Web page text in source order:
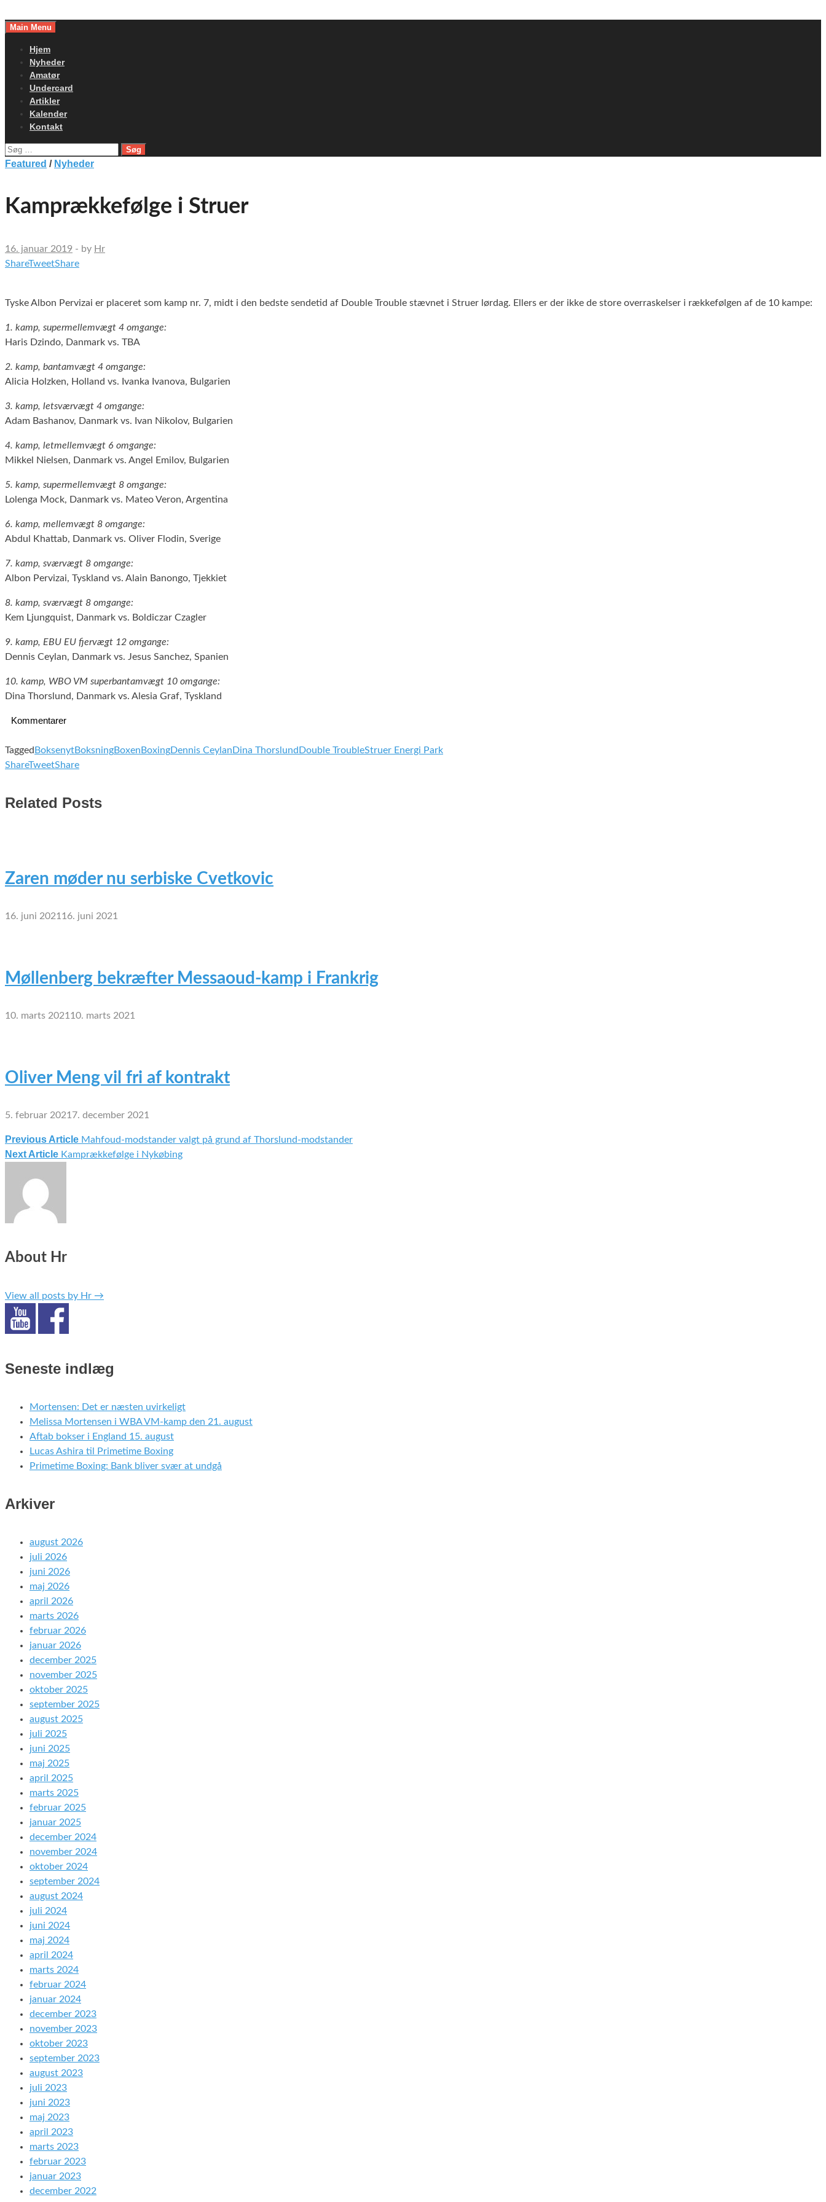
toMain Menu
Hjem
Nyheder
Amatør
Undercard
Artikler
Kalender
Kontakt
Søg
efter:
Featured / Nyheder
Kamprækkefølge i Struer
16. januar 2019 - by Hr
ShareTweetShare
Tyske Albon Pervizai er placeret som kamp nr. 7, midt i den bedste sendetid af Double Trouble stævnet i Struer lørdag. Ellers er der ikke de store overraskelser i rækkefølgen af de 10 kampe:
1. kamp, supermellemvægt 4 omgange:
Haris Dzindo, Danmark vs. TBA
2. kamp, bantamvægt 4 omgange:
Alicia Holzken, Holland vs. Ivanka Ivanova, Bulgarien
3. kamp, letsværvægt 4 omgange:
Adam Bashanov, Danmark vs. Ivan Nikolov, Bulgarien
4. kamp, letmellemvægt 6 omgange:
Mikkel Nielsen, Danmark vs. Angel Emilov, Bulgarien
5. kamp, supermellemvægt 8 omgange:
Lolenga Mock, Danmark vs. Mateo Veron, Argentina
6. kamp, mellemvægt 8 omgange:
Abdul Khattab, Danmark vs. Oliver Flodin, Sverige
7. kamp, sværvægt 8 omgange:
Albon Pervizai, Tyskland vs. Alain Banongo, Tjekkiet
8. kamp, sværvægt 8 omgange:
Kem Ljungquist, Danmark vs. Boldiczar Czagler
9. kamp, EBU EU fjervægt 12 omgange:
Dennis Ceylan, Danmark vs. Jesus Sanchez, Spanien
10. kamp, WBO VM superbantamvægt 10 omgange:
Dina Thorslund, Danmark vs. Alesia Graf, Tyskland
Kommentarer
Tagged BoksenytBoksningBoxen BoxingDennis Ceylan Dina Thorslund Double TroubleStruer Energi Park
ShareTweetShare
Related Posts
Zaren møder nu serbiske Cvetkovic
16. juni 2021 16. juni 2021
Møllenberg bekræfter Messaoud-kamp i Frankrig
10. marts 2021 10. marts 2021
Oliver Meng vil fri af kontrakt
5. februar 2021 7. december 2021
Indlægsnavigation
Previous Article Mahfoud-modstander valgt på grund af Thorslund-modstander
Next Article Kamprækkefølge i Nykøbing
About Hr
View all posts by Hr →
Seneste indlæg
Mortensen: Det er næsten uvirkeligt
Melissa Mortensen i WBA VM-kamp den 21. august
Aftab bokser i England 15. august
Lucas Ashira til Primetime Boxing
Primetime Boxing: Bank bliver svær at undgå
Arkiver
august 2026
juli 2026
juni 2026
maj 2026
april 2026
marts 2026
februar 2026
januar 2026
december 2025
november 2025
oktober 2025
september 2025
august 2025
juli 2025
juni 2025
maj 2025
april 2025
marts 2025
februar 2025
januar 2025
december 2024
november 2024
oktober 2024
september 2024
august 2024
juli 2024
juni 2024
maj 2024
april 2024
marts 2024
februar 2024
januar 2024
december 2023
november 2023
oktober 2023
september 2023
august 2023
juli 2023
juni 2023
maj 2023
april 2023
marts 2023
februar 2023
januar 2023
december 2022